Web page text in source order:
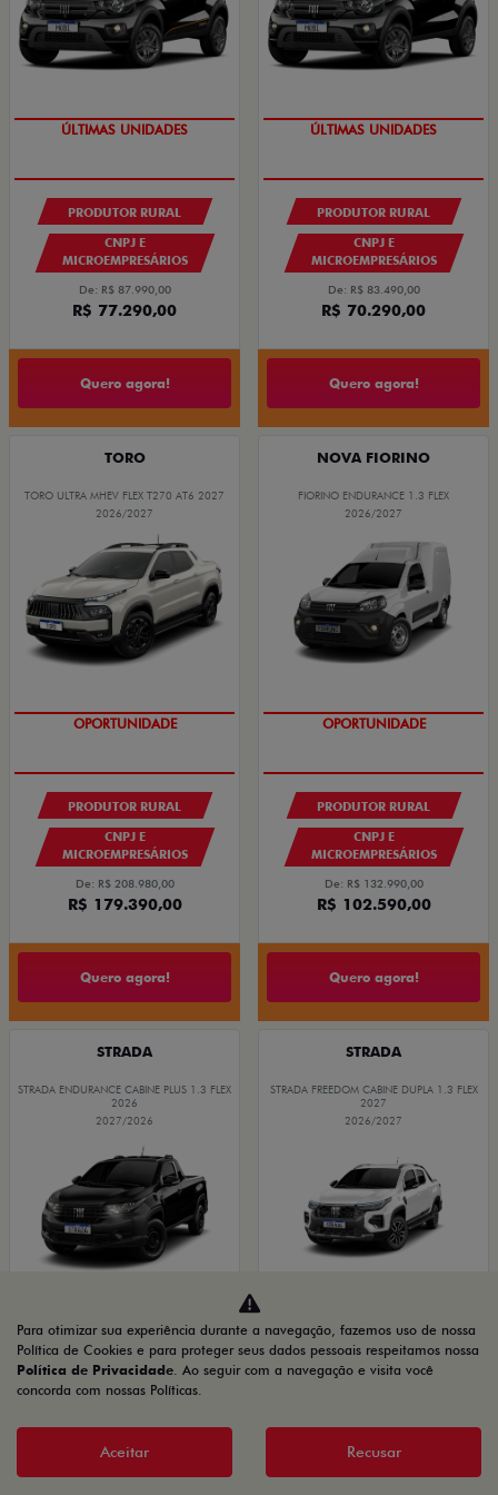
GRANDE CHANCE FIAT
PRODUTOR RURAL
CNPJ E
MICROEMPRESÁRIOS
De: R$ 87.990,00
R$ 77.290,00
Quero agora!
GRANDE CHANCE FIAT
PRODUTOR RURAL
CNPJ E
MICROEMPRESÁRIOS
De: R$ 83.490,00
R$ 70.290,00
Quero agora!
TORO
TORO ULTRA MHEV FLEX T270 AT6 2027
2026/2027
GRANDE CHANCE FIAT
PRODUTOR RURAL
CNPJ E
MICROEMPRESÁRIOS
De: R$ 208.980,00
R$ 179.390,00
Quero agora!
NOVA FIORINO
FIORINO ENDURANCE 1.3 FLEX
2026/2027
GRANDE CHANCE FIAT
PRODUTOR RURAL
CNPJ E
MICROEMPRESÁRIOS
De: R$ 132.990,00
R$ 102.590,00
Quero agora!
STRADA
STRADA ENDURANCE CABINE PLUS 1.3 FLEX
2026
2027/2026
OPORTUNIDADE
CNPJ E
MICROEMPRESÁRIOS
STRADA
STRADA FREEDOM CABINE DUPLA 1.3 FLEX
2027
2026/2027
GRANDE CHANCE FIAT
CNPJ E
MICROEMPRESÁRIOS
Para otimizar sua experiência durante a navegação, fazemos uso de nossa
Política de Cookies e para proteger seus dados pessoais respeitamos nossa
Política de Privacidade. Ao seguir com a navegação e visita você
concorda com nossas Políticas.
Aceitar Recusar